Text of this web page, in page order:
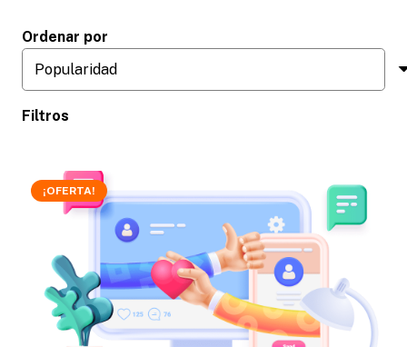
Ordenar por
Filtros
¡OFERTA!